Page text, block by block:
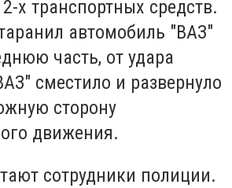
х транспортных средств.
автомобиль "ВАЗ"
часть, от удара
сместило и развернуло
сторону
движения.
сотрудники полиции.